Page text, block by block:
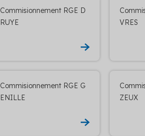
Commisionnement RGE D
RUYE
VRES
Commisionnement RGE G
ENILLE
ZEUX